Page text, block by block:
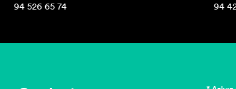
94 526 65 74
94